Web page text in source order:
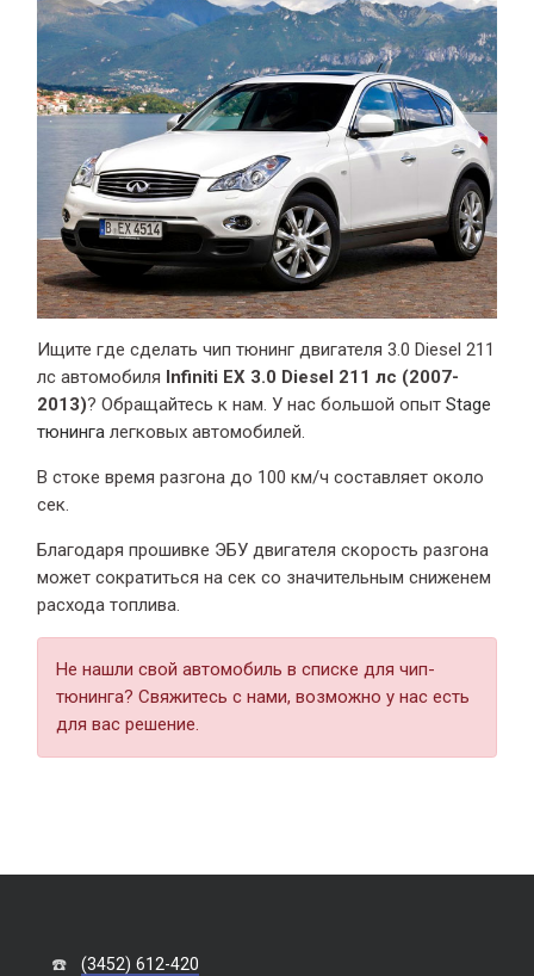
Ищите где сделать чип тюнинг двигателя 3.0 Diesel 211
лс автомобиля Infiniti EX 3.0 Diesel 211 лс (2007-
2013)? Обращайтесь к нам. У нас большой опытStage
тюнинга легковых автомобилей.
В стоке время разгонадо 100 км/ч составляет около
сек.
Благодаря прошивке ЭБУ двигателя скорость разгона
может сократиться на сек со значительным сниженем
расхода топлива.
Не нашли свой автомобиль в списке для чип-
тюнинга? Свяжитесь с нами, возможно у нас есть
для вас решение.
☎️
(3452) 612-420